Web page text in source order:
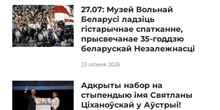
27.07: Музей Вольнай
Беларусі ладзіць
гістарычнае спатканне,
прысвечанае 35-годдзю
беларускай Незалежнасці
23 ліпеня 2026
Адкрыты набор на
стыпендыю імя Святланы
Ціханоўскай у Аўстрыі!